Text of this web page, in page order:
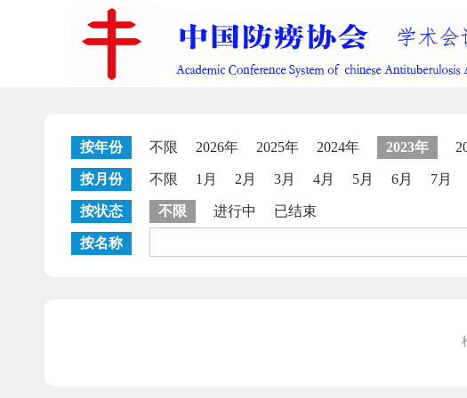
按年份 不限 2026年 2025年 2024年 2023年
按月份 不限 1月 2月 3月 4月 5月 6月 7月
按状态 不限 进行中 已结束
按名称